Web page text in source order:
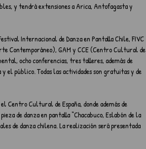
y tendrá extensiones a Arica, Antofagasta y
Internacional de Danza en Pantalla Chile, FIVC
Contemporáneo), GAM y CCE (Centro Cultural de
ocho conferencias, tres talleres, además de
el público. Todas las actividades son gratuitas y de
Centro Cultural de España, donde además de
de danza en pantalla “Chacabuco, Eslabón de la
de danza chilena. La realización será presentada